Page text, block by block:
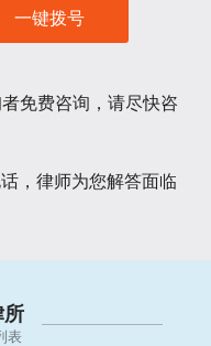
一键拨号
免费咨询，请尽快咨
，律师为您解答面临
所
表